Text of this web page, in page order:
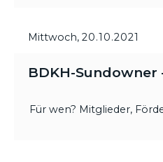
Mittwoch, 20.10.2021
BDKH-
Für wen? Mitglieder,